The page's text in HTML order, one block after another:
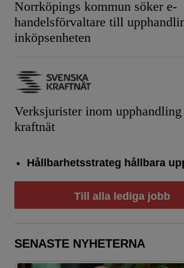
Norrköpings kommun söker e-
handelsförvaltare till
inköpsenheten
Verksjurister inom
kraftnät
Hållbarhetsstrateg hållbara
Till alla lediga jobb
SENASTE NYHETERNA